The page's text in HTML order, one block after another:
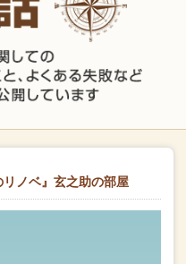
ノベ』玄之助の部屋